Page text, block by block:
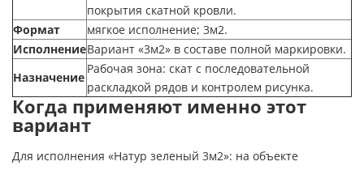
покрытия скатной кровли.
Формат
мягкое исполнение; 3м2.
ИсполнениеВариант «3м2» в составе полной маркировки.
Назначение
Рабочая зона: скат с последовательной
раскладкой рядов и контролем рисунка.
Когда применяют именно этот
вариант
Для исполнения «Натур зеленый 3м2»: на объекте